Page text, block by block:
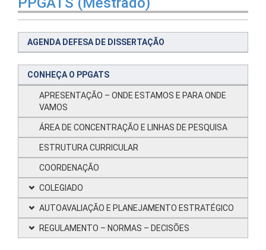
AGENDA DEFESA DE DISSERTAÇÃO
CONHEÇA O PPGATS
APRESENTAÇÃO – ONDE ESTAMOS E PARA ONDE
VAMOS
ÁREA DE CONCENTRAÇÃO E LINHAS DE PESQUISA
ESTRUTURA CURRICULAR
COORDENAÇÃO
COLEGIADO
AUTOAVALIAÇÃO E PLANEJAMENTO ESTRATÉGICO
REGULAMENTO – NORMAS – DECISÕES